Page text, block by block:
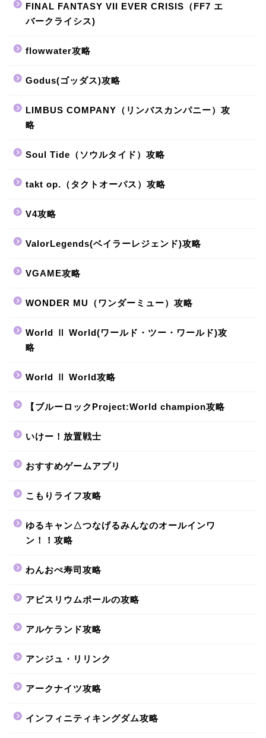
FINAL FANTASY VII EVER CRISIS（FF7 エ
バークライシス)
flowwater攻略
Godus(ゴッダス)攻略
LIMBUS COMPANY（リンバスカンパニー）攻
略
Soul Tide（ソウルタイド）攻略
takt op.（タクトオーパス）攻略
V4攻略
ValorLegends(ベイラーレジェンド)攻略
VGAME攻略
WONDER MU（ワンダーミュー）攻略
World Ⅱ World(ワールド・ツー・ワールド)攻
略
World Ⅱ World攻略
【ブルーロックProject:World champion攻略
いけー！放置戦士
おすすめゲームアプリ
こもりライフ攻略
ゆるキャン△つなげるみんなのオールインワ
ン！！攻略
わんおぺ寿司攻略
アビスリウムポールの攻略
アルケランド攻略
アンジュ・リリンク
アークナイツ攻略
インフィニティキングダム攻略